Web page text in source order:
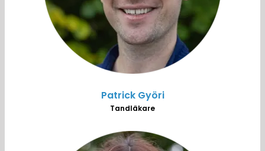
Patrick Györi
Tandläkare